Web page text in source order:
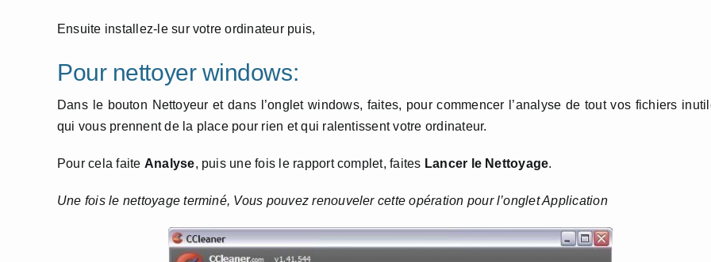
Ensuite installez-le sur votre ordinateur puis,
Pour nettoyer windows:
Dans le bouton Nettoyeur et dans l’onglet windows, faites, pour commencer l’analyse de tout vos fichiers
qui vous prennent de la place pour rien et qui ralentissent votre ordinateur.
Pour cela faite Analyse, puis une fois le rapport complet, faites Lancer le Nettoyage.
Une fois le nettoyage terminé, Vous pouvez renouveler cette opération pour l’onglet Application